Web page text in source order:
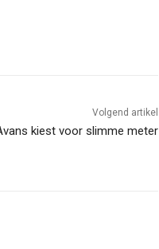
Volgend artikel
kiest voor slimme meter